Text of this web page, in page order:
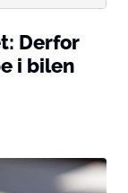
Derfor
i bilen